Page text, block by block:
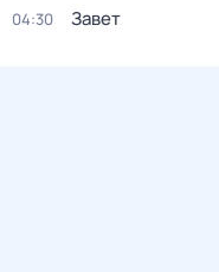
04:30 Завет